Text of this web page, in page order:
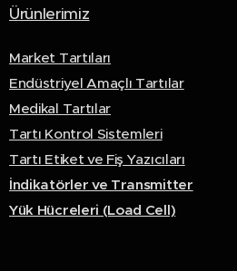
Ürünlerimiz
Market Tartıları
Endüstriyel Amaçlı Tartılar
Medikal Tartılar
Tartı Kontrol Sistemleri
Tartı Etiket ve Fiş Yazıcıları
İndikatörler ve Transmitter
Yük Hücreleri (Load Cell)